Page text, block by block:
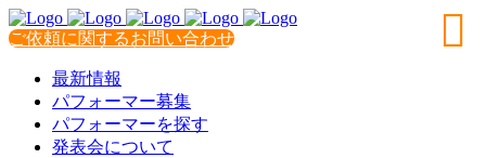
ご依頼に関するお問い合わせ
最新情報
パフォーマー募集
パフォーマーを探す
発表会について